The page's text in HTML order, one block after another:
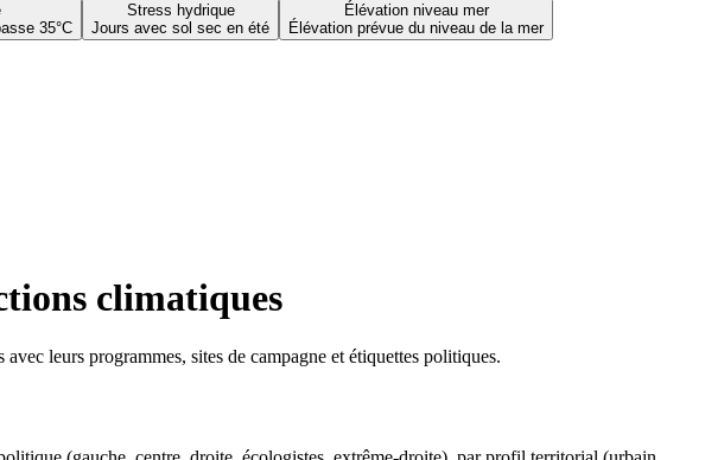
35°C
Stress hydrique
Jours avec sol sec en été
Élévation niveau mer
Élévation prévue du niveau de la mer
climatiques
leurs programmes, sites de campagne et étiquettes politiques.